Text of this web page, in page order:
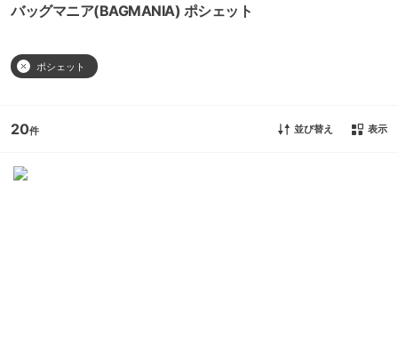
バッグマニア(BAGMANIA) ポシェット
ポシェット
20 並び替え 表示